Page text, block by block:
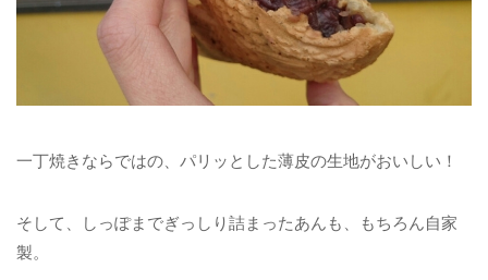
一丁焼きならではの、パリッとした薄皮の生地がおいしい！
そして、しっぽまでぎっしり詰まったあんも、もちろん自家
製。